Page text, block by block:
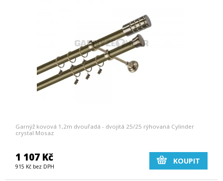
Garnýž kovová 1,2m dvouřadá - dvojitá 25/25 rýhovaná Cylinder
crystal Mosaz
1 107 Kč
915 Kč bez DPH
KOUPIT